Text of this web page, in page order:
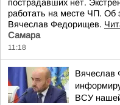
пострадавших нет.
работать на месте ЧП. Об
Вячеслав Федорищев.
Самара
11:18
Вячеслав
ВСУ